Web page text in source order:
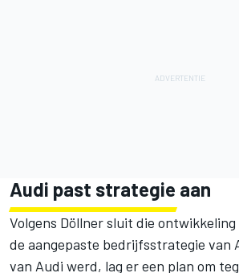
Audi past strategie aan
Volgens Döllner sluit die ontwikkeling
de aangepaste bedrijfsstrategie van
van Audi werd, lag er een plan om